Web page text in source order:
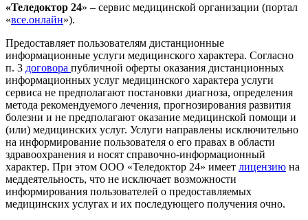
«Теледоктор 24» – сервис медицинской организации (портал
«все.онлайн»).
Предоставляет пользователям дистанционные
информационные услуги медицинского характера. Согласно
п. 3 договора публичной оферты оказания дистанционных
информационных услуг медицинского характера услуги
сервиса не предполагают постановки диагноза, определения
метода рекомендуемого лечения, прогнозирования развития
болезни и не предполагают оказание медицинской помощи и
(или) медицинских услуг. Услуги направлены исключительно
на информирование пользователя о его правах в области
здравоохранения и носят справочно-информационный
характер. При этом ООО «Теледоктор 24» имеет лицензию на
меддеятельность, что не исключает возможности
информирования пользователей о предоставляемых
медицинских услугах и их последующего получения очно.